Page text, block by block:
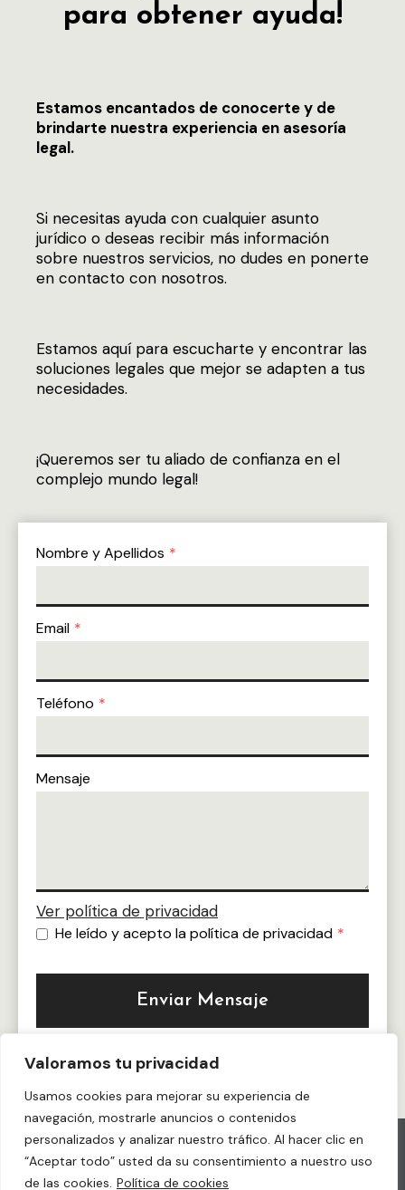
Valoramos tu privacidad
Usamos cookies para mejorar su experiencia de
navegación, mostrarle anuncios o contenidos
personalizados y analizar nuestro tráfico. Al hacer clic en
“Aceptar todo” usted da su consentimiento a nuestro uso
de las cookies. Política de cookies
para obtener ayuda!
Estamos encantados de conocerte y de
brindarte nuestra experiencia en asesoría
legal.
Si necesitas ayuda con cualquier asunto
jurídico o deseas recibir más información
sobre nuestros servicios, no dudes en ponerte
en contacto con nosotros.
Estamos aquí para escucharte y encontrar las
soluciones legales que mejor se adapten a tus
necesidades.
¡Queremos ser tu aliado de confianza en el
complejo mundo legal!
Nombre y Apellidos *
Email *
Teléfono *
Mensaje
Ver polí­tica de privacidad
He leí­do y acepto la política de privacidad *
Enviar Mensaje
© 2026 Legal Visa España